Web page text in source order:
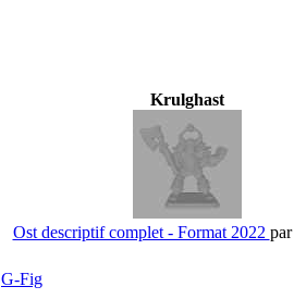
Krulghast
Ost descriptif complet - Format 2022 par
G-Fig